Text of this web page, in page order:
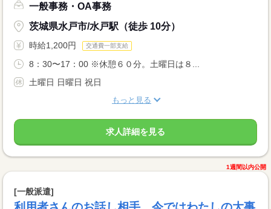
一般事務・OA事務
茨城県水戸市/水戸駅（徒歩 10分）
時給1,200円 交通費一部支給
8：30〜17：00 ※休憩６０分。土曜日は８...
土曜日 日曜日 祝日
もっと見る
求人詳細を見る
1週間以内公開
[一般派遣]